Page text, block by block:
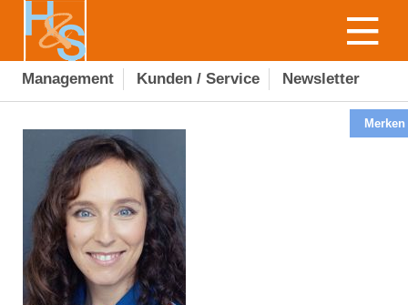
Management Kunden / Service Newsletter
Merken